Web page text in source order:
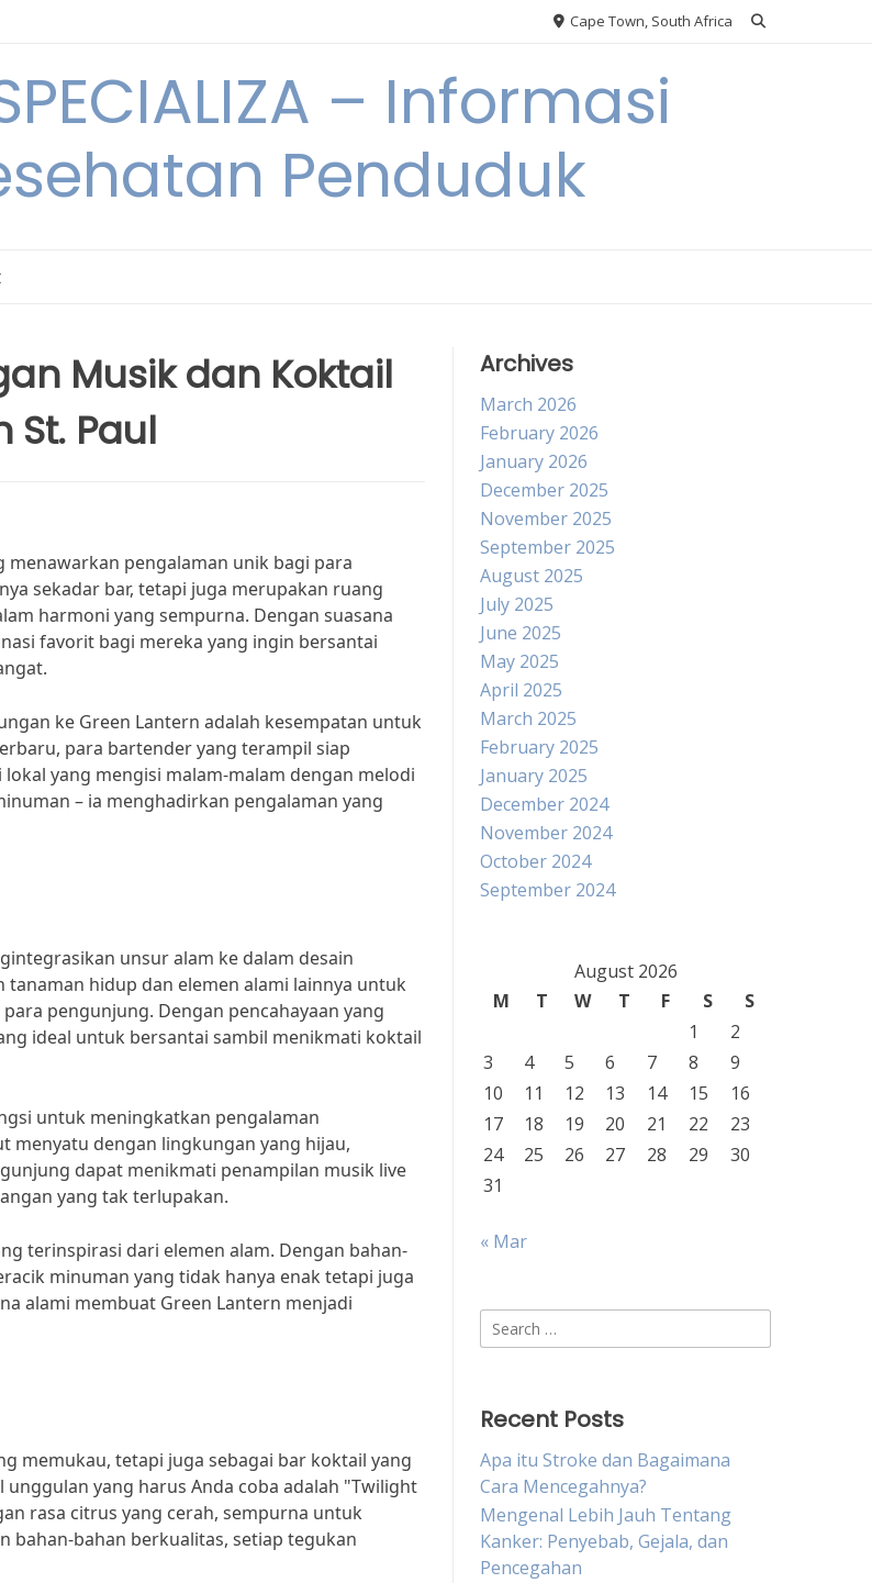
Cape Town, South Africa
– Informasi
Penduduk
Musik dan Koktail
St. Paul
pengalaman unik bagi para
sekadar bar, tetapi juga merupakan ruang
harmoni yang sempurna. Dengan suasana
favorit bagi mereka yang ingin bersantai
ke Green Lantern adalah kesempatan untuk
para bartender yang terampil siap
yang mengisi malam-malam dengan melodi
– ia menghadirkan pengalaman yang
unsur alam ke dalam desain
hidup dan elemen alami lainnya untuk
pengunjung. Dengan pencahayaan yang
ideal untuk bersantai sambil menikmati koktail
untuk meningkatkan pengalaman
menyatu dengan lingkungan yang hijau,
dapat menikmati penampilan musik live
yang tak terlupakan.
terinspirasi dari elemen alam. Dengan bahan-
minuman yang tidak hanya enak tetapi juga
alami membuat Green Lantern menjadi
memukau, tetapi juga sebagai bar koktail yang
yang harus Anda coba adalah "Twilight
rasa citrus yang cerah, sempurna untuk
bahan-bahan berkualitas, setiap tegukan
Archives
March 2026
February 2026
January 2026
December 2025
November 2025
September 2025
August 2025
July 2025
June 2025
May 2025
April 2025
March 2025
February 2025
January 2025
December 2024
November 2024
October 2024
September 2024
August 2026
M
T W T F S
S
1
2
3
4 5 6 7 8
9
10
11 12 13 14 15
16
17
18 19 20 21 22
23
24
25 26 27 28 29
30
31
« Mar
Search
for:
Recent Posts
Apa itu Stroke dan Bagaimana
Cara Mencegahnya?
Mengenal Lebih Jauh Tentang
Kanker: Penyebab, Gejala, dan
Pencegahan